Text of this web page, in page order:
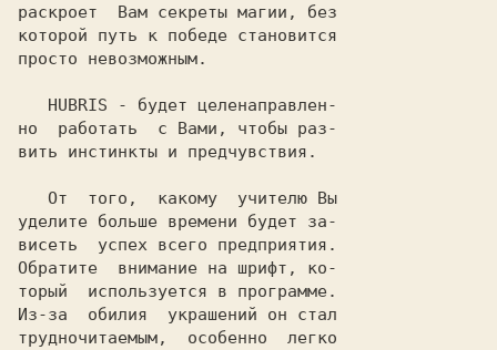
раскроет  Вам секреты магии, без
которой путь к победе становится
просто невозможным.
HUBRIS - будет целенаправлен-
но  работать  с Вами, чтобы раз-
вить инстинкты и предчувствия.
уделите больше времени будет за-
висеть  успех всего предприятия.
Обратите  внимание на шрифт, ко-
торый  используется в программе.
Из-за  обилия  украшений он стал
трудночитаемым,  особенно  легко